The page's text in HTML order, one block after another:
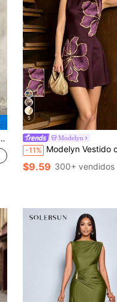
5
Modelyn
-11% Modelyn Vestido corto de mujer morado oscuro, otoño, elegante, para fiesta de bar, con estampado de hibisco de lentejuelas falsas, cuello bajo, sin mangas,
$9.59 300+ vendidos